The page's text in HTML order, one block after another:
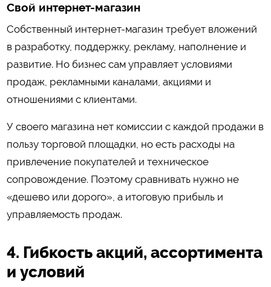
Свой интернет-магазин
Собственный интернет-магазин требует вложений
в разработку, поддержку, рекламу, наполнение и
развитие. Но бизнес сам управляет условиями
продаж, рекламными каналами, акциями и
отношениями с клиентами.
У своего магазина нет комиссии с каждой продажи в
пользу торговой площадки, но есть расходы на
привлечение покупателей и техническое
сопровождение. Поэтому сравнивать нужно не
«дешево или дорого», а итоговую прибыль и
управляемость продаж.
4. Гибкость акций, ассортимента
и условий